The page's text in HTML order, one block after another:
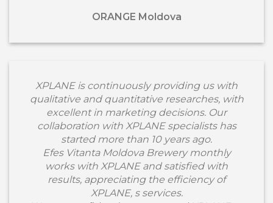
ORANGE Moldova
XPLANE is continuously providing us with
qualitative and quantitative researches, with
excellent in marketing decisions. Our
collaboration with XPLANE specialists has
started more than 10 years ago.
Efes Vitanta Moldova Brewery monthly
works with XPLANE and satisfied with
results, appreciating the efficiency of
XPLANE, s services.